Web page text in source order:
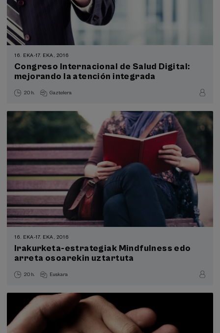
16. EKA-17. EKA, 2016
Congreso Internacional de Salud Digital:
mejorando la atención integrada
20 h. Gaztelera
16. EKA-17. EKA, 2016
Irakurketa-estrategiak Mindfulness edo
arreta osoarekin uztartuta
20 h. Euskara